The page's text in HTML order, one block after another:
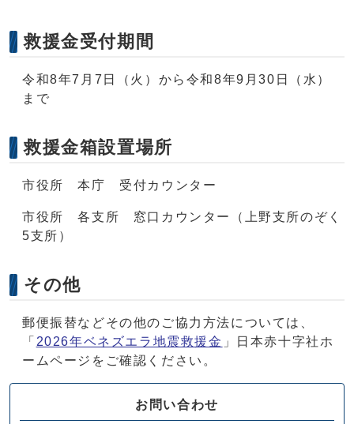
救援金受付期間
令和8年7月7日（火）から令和8年9月30日（水）
まで
救援金箱設置場所
市役所 本庁 受付カウンター
市役所 各支所 窓口カウンター（上野支所のぞく
5支所）
その他
郵便振替などその他のご協力方法については、
「 2026年ベネズエラ地震救援金 」日本赤十字社ホ
ームページをご確認ください。
お問い合わせ